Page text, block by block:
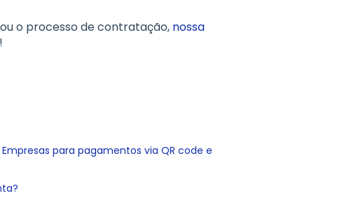
o processo de contratação, nossa
para pagamentos via QR code e